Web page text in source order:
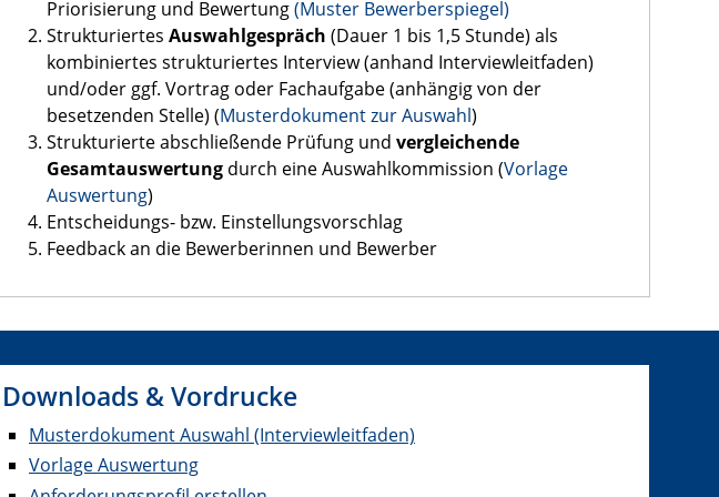
Priorisierung und Bewertung(Muster Bewerberspiegel)
Strukturiertes Auswahlgespräch (Dauer 1 bis 1,5 Stunde) als
kombiniertes strukturiertes Interview (anhand Interviewleitfaden)
und/oder ggf. Vortrag oder Fachaufgabe (anhängig von der
besetzenden Stelle) (Musterdokument zur Auswahl)
Strukturierte abschließende Prüfung und vergleichende
Gesamtauswertung durch eine Auswahlkommission (Vorlage
Auswertung)
Entscheidungs- bzw. Einstellungsvorschlag
Feedback an die Bewerberinnen und Bewerber
Downloads & Vordrucke
Musterdokument Auswahl (Interviewleitfaden)
Vorlage Auswertung